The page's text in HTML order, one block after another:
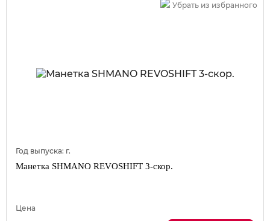
Убрать из избранного
Год выпуска: г.
Манетка SHMANO REVOSHIFT 3-скор.
Цена